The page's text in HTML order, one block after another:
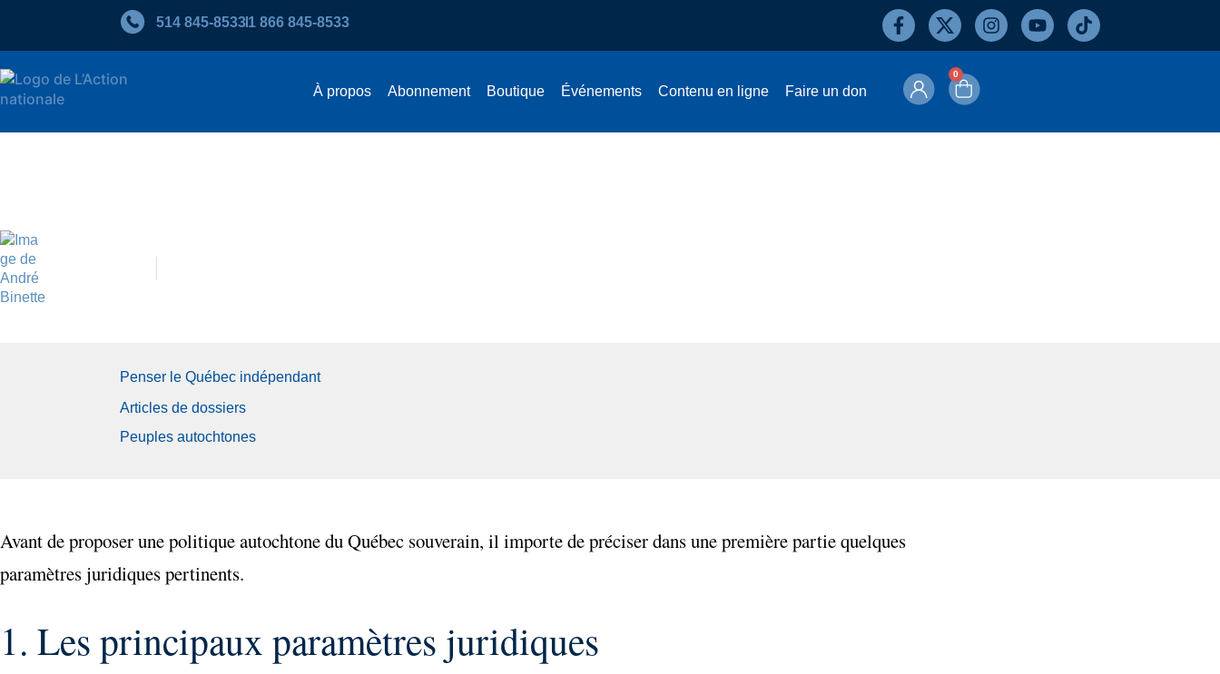
514 845‑85331 866 845‑8533
À propos Abonnement Boutique Événements Contenu en ligne Faire un don
0
Penser le Québec indépendant
Articles de dossiers
Peuples autochtones
Avant de proposer une politique autochtone du Québec souverain, il importe de préciser dans une première partie quelques
paramètres juridiques pertinents.
1. Les principaux paramètres juridiques